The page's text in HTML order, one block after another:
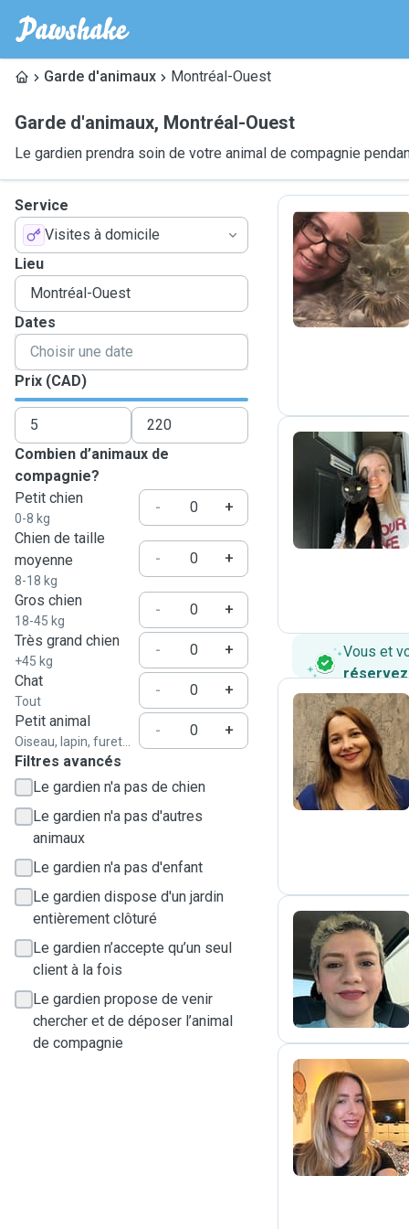
Garde d'animaux Montréal-Ouest
Garde d'animaux, Montréal-Ouest
Le gardien prendra soin de votre animal de compagnie
Service
Visites à domicile
Lieu
Dates
Prix (CAD)
Combien d’animaux de
compagnie?
Petit chien
0-8 kg
-
+
Chien de taille
moyenne
8-18 kg
- +
Gros chien
18-45 kg
-
+
Très grand chien
+45 kg
-
+
Chat
Tout
-
+
Petit animal
Oiseau, lapin, furet...
-
+
Filtres avancés
Le gardien n'a pas de chien
Le gardien n'a pas d'autres
animaux
Le gardien n'a pas d'enfant
Le gardien dispose d'un jardin
entièrement clôturé
Le gardien n’accepte qu’un seul
client à la fois
Le gardien propose de venir
chercher et de déposer l’animal
de compagnie
J
A
Vous et
réservez
M
F
S